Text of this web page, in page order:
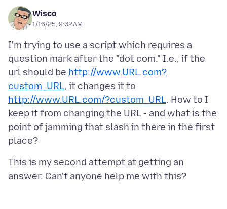
Wisco
1/16/25, 9:02 AM
I'm trying to use a script which requires a
question mark after the "dot com." I.e., if the
url should be http://www.URL.com?
custom_URL, it changes it to
http://www.URL.com/?custom_URL. How to I
keep it from changing the URL - and what is the
point of jamming that slash in there in the first
This is my second attempt at getting an